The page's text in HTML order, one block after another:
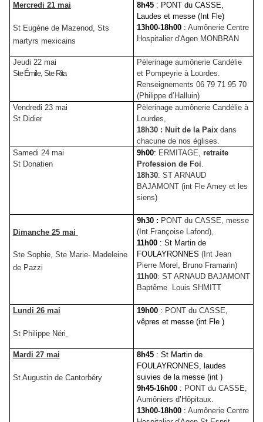
Mercredi 21 mai
St Eugène de Mazenod, Sts
martyrs mexicains
8h45 : PONT du CASSE,
Laudes et messe (Int Fle)
13h00-18h00 : Aumônerie Centre
Hospitalier d'Agen MONBRAN
Jeudi 22 mai
Ste Émile, Ste Rita
Pèlerinage aumônerie Candélie
et Pompeyrie à Lourdes.
Renseignements 06 79 71 95 70
(Philippe d’Halluin)
Vendredi 23 mai
St Didier
Pèlerinage aumônerie Candélie à
Lourdes,
18h30 : Nuit de la Paixdans
chacune de nos églises.
Samedi 24 mai
St Donatien
9h00: ERMITAGE, retraite
Profession de Foi.
18h30: ST ARNAUD
BAJAMONT (int Fle Amey et les
siens)
Dimanche 25 mai
Ste Sophie, Ste Marie- Madeleine
de Pazzi
9h30 : PONT du CASSE, messe
(Int Françoise Lafond),
11h00 : St Martin de
FOULAYRONNES (Int Jean
Pierre Morel, Bruno Framarin)
11h00: ST ARNAUD BAJAMONT
Baptême Louis SHMITT
Lundi 26 mai
St Philippe Néri
19h00 : PONT du CASSE,
vêpres et messe (int Fle )
Mardi 27 mai
St Augustin de Cantorbéry
8h45 : St Martin de
FOULAYRONNES, laudes
suivies de la messe (int )
9h45-16h00 : PONT du CASSE,
Aumôniers d’Hôpitaux.
13h00-18h00 : Aumônerie Centre